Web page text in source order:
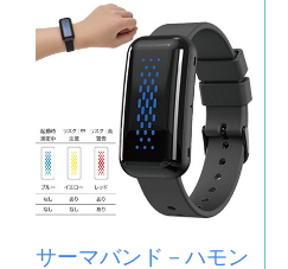
サーマバンド－ハモン